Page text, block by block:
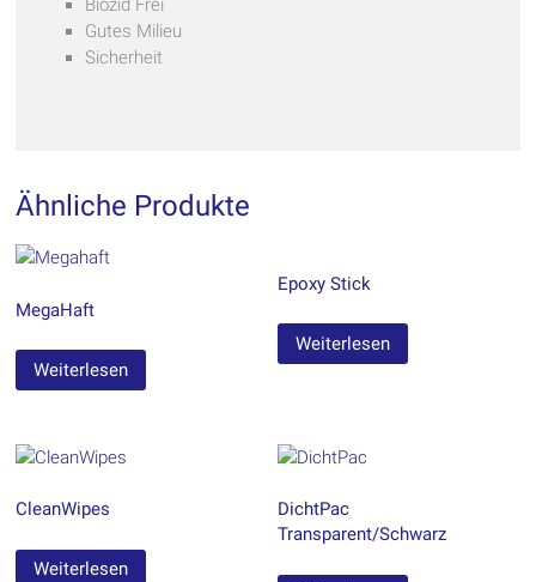
Biozid Frei
Gutes Milieu
Sicherheit
Ähnliche Produkte
MegaHaft
Weiterlesen
Epoxy Stick
Weiterlesen
CleanWipes
Weiterlesen
DichtPac
Transparent/Schwarz